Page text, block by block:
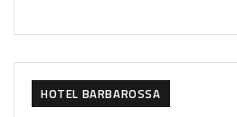
HOTEL BARBAROSSA